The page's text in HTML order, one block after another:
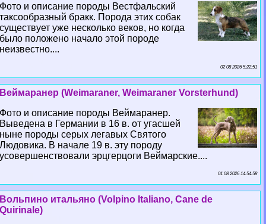
Фото и описание породы Вестфальский
таксообразный бpaкк. Порода этих собак
существует уже несколько веков, но когда
было положено начало этой породе
неизвестно....
02 08 2026 5:22:51
Веймаранер (Weimaraner, Weimaraner Vorsterhund)
Фото и описание породы Веймаранер.
Выведена в Германии в 16 в. от угасшей
ныне породы серых легавых Святого
Людовика. В начале 19 в. эту породу
усовершенствовали эрцгерцоги Веймарские....
01 08 2026 14:54:58
Вольпино итальяно (Volpino Italiano, Cane de
Quirinale)